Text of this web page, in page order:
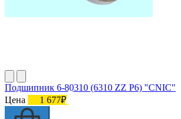
Подшипник 6-80310 (6310 ZZ P6) "CNIC"
Цена
1 677₽